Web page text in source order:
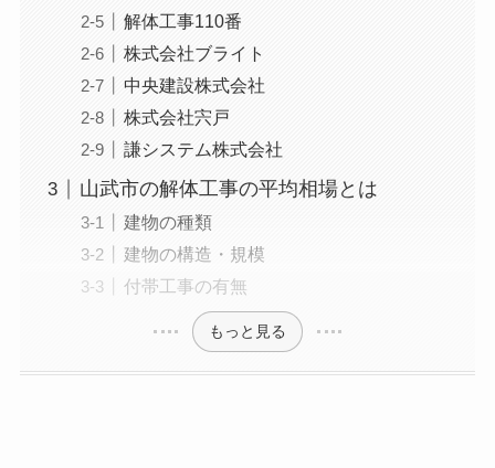
解体工事110番
株式会社ブライト
中央建設株式会社
株式会社宍戸
謙システム株式会社
山武市の解体工事の平均相場とは
建物の種類
建物の構造・規模
付帯工事の有無
もっと見る